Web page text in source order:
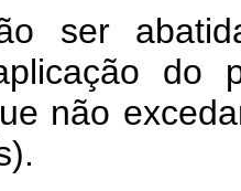
ser
do
não